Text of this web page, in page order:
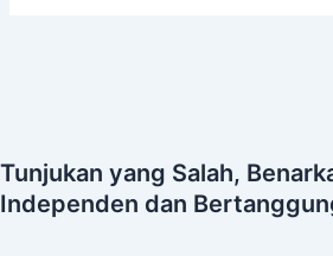
Tunjukan yang Salah,
Independen dan